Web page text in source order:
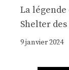
La
Shelter
9 janvier 2024